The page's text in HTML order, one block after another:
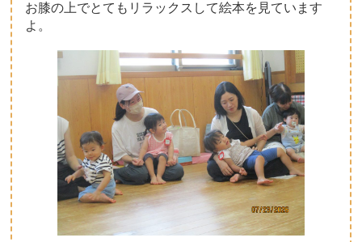
お膝の上でとてもリラックスして絵本を見ています
よ。